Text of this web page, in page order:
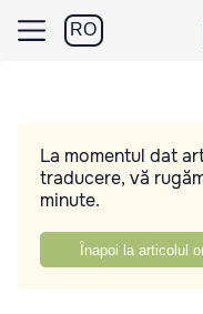
RO
La momentul dat
traducere, vă
minute.
Înapoi la articolul